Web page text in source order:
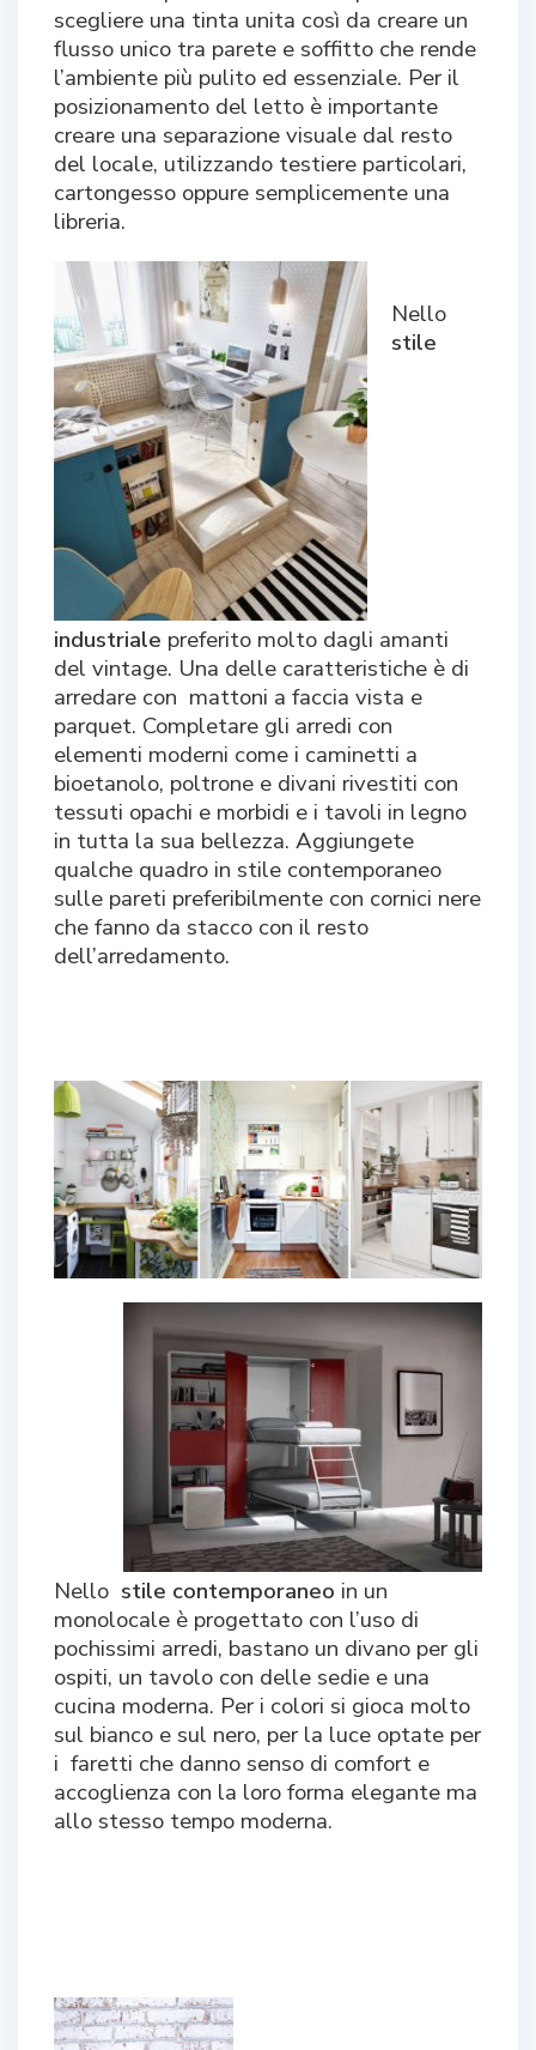
scegliere una tinta unita così da creare un
flusso unico tra parete e soffitto che rende
l’ambiente più pulito ed essenziale. Per il
posizionamento del letto è importante
creare una separazione visuale dal resto
del locale, utilizzando testiere particolari,
cartongesso oppure semplicemente una
libreria.
Nello
stile
industriale preferito molto dagli amanti
del vintage. Una delle caratteristiche è di
arredare con mattoni a faccia vista e
parquet. Completare gli arredi con
elementi moderni come i caminetti a
bioetanolo, poltrone e divani rivestiti con
tessuti opachi e morbidi e i tavoli in legno
in tutta la sua bellezza. Aggiungete
qualche quadro in stile contemporaneo
sulle pareti preferibilmente con cornici nere
che fanno da stacco con il resto
dell’arredamento.
Nello stile contemporaneo in un
monolocale è progettato con l’uso di
pochissimi arredi, bastano un divano per gli
ospiti, un tavolo con delle sedie e una
cucina moderna. Per i colori si gioca molto
sul bianco e sul nero, per la luce optate per
i faretti che danno senso di comfort e
accoglienza con la loro forma elegante ma
allo stesso tempo moderna.